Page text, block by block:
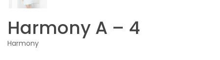
Harmony A – 4
Harmony